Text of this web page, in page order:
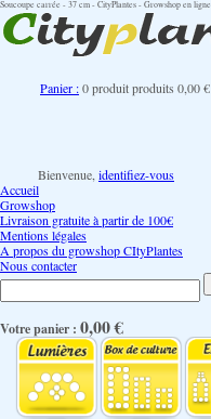
Soucoupe carrée - 37 cm - CityPlantes - Growshop en ligne
Panier :0produitproduits 0,00 €
Bienvenue, identifiez-vous
Accueil
Growshop
Livraison gratuite à partir de 100€
Mentions légales
A propos du growshop CItyPlantes
Nous contacter
Votre panier : 0,00 €